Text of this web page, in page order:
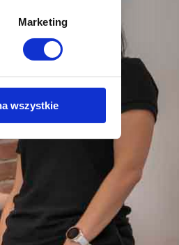
Marketing
wszystkie